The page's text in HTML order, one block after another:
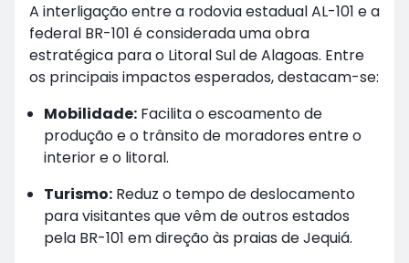
A interligação entre a rodovia estadual AL-101 e a
federal BR-101 é considerada uma obra
estratégica para o Litoral Sul de Alagoas. Entre
os principais impactos esperados, destacam-se:
Mobilidade: Facilita o escoamento de
produção e o trânsito de moradores entre o
interior e o litoral.
Turismo: Reduz o tempo de deslocamento
para visitantes que vêm de outros estados
pela BR-101 em direção às praias de Jequiá.